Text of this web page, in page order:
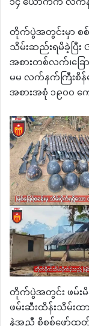
တိုက်ပွဲအတွင်းမှာ
သိမ်းဆည်းရမိခဲ့ပြီး
အစားတစ်လက်၊ခြ
မမ လက်နက်ကြီးစိန်
အစားအစုံ ၁၉၀၀
တိုက်ပွဲအတွင်း ဖမ်း
ဖမ်းဆီးထိန်းသိမ်း